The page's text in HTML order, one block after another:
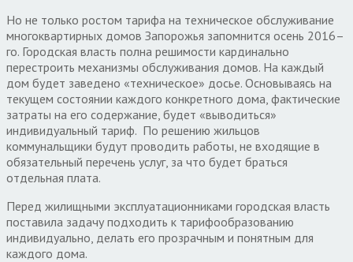
Но не только ростом тарифа на техническое обслуживание
многоквартирных домов Запорожья запомнится осень 2016–
го. Городская власть полна решимости кардинально
перестроить механизмы обслуживания домов. На каждый
дом будет заведено «техническое» досье. Основываясь на
текущем состоянии каждого конкретного дома, фактические
затраты на его содержание, будет «выводиться»
индивидуальный тариф. По решению жильцов
коммунальщики будут проводить работы, не входящие в
обязательный перечень услуг, за что будет браться
отдельная плата.
Перед жилищными эксплуатационниками городская власть
поставила задачу подходить к тарифообразованию
индивидуально, делать его прозрачным и понятным для
каждого дома.